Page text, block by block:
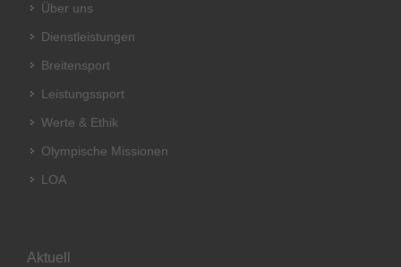
Über uns
Dienstleistungen
Breitensport
Leistungssport
Werte & Ethik
Olympische Missionen
LOA
Aktuell